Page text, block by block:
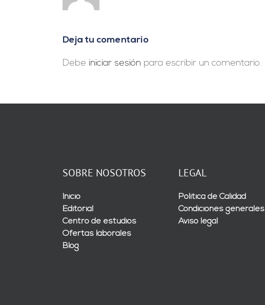
Deja tu comentario
Debe iniciar sesión para escribir un comentario.
SOBRE NOSOTROS
Inicio
Editorial
Centro de estudios
Ofertas laborales
Blog
LEGAL
Política de Calidad
Condiciones generales
Aviso legal